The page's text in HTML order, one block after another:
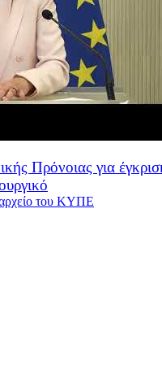
Πρόνοιας για
του ΚΥΠΕ